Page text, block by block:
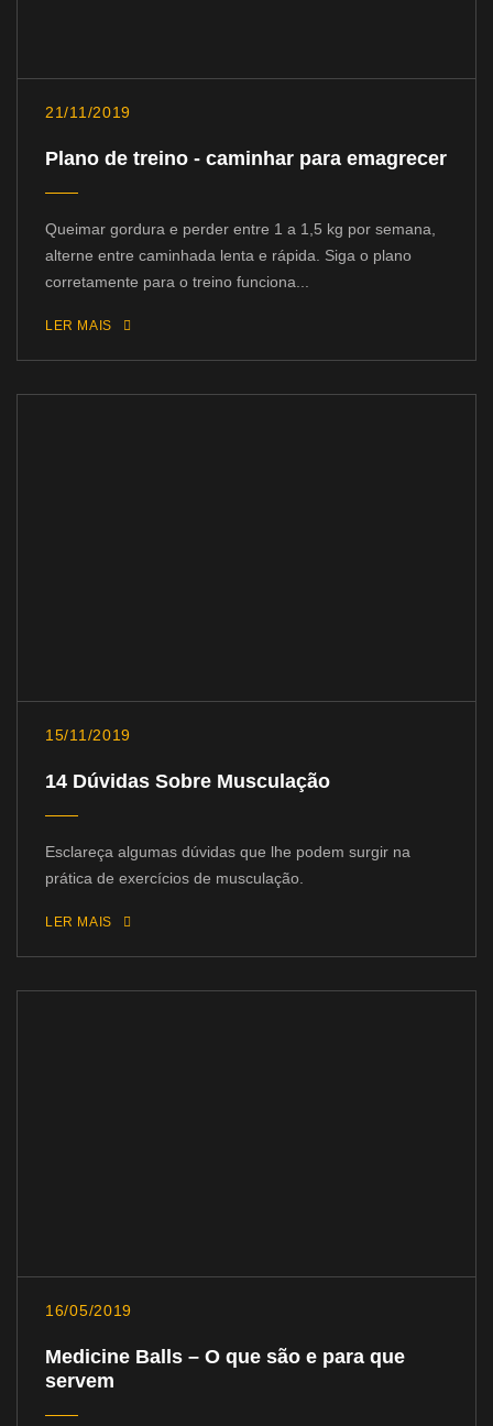
21/11/2019
Plano de treino - caminhar para emagrecer
Queimar gordura e perder entre 1 a 1,5 kg por semana,
alterne entre caminhada lenta e rápida. Siga o plano
corretamente para o treino funciona...
LER MAIS
15/11/2019
14 Dúvidas Sobre Musculação
Esclareça algumas dúvidas que lhe podem surgir na
prática de exercícios de musculação.
LER MAIS
16/05/2019
Medicine Balls – O que são e para que
servem